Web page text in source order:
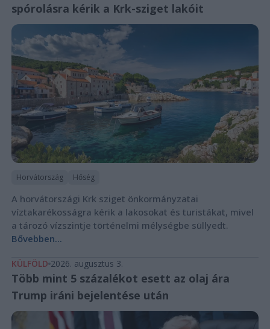
spórolásra kérik a Krk-sziget lakóit
Horvátország Hőség
A horvátországi Krk sziget önkormányzatai
víztakarékosságra kérik a lakosokat és turistákat, mivel
a tározó vízszintje történelmi mélységbe süllyedt.
Bővebben...
KÜLFÖLD 2026. augusztus 3.
Több mint 5 százalékot esett az olaj ára
Trump iráni bejelentése után